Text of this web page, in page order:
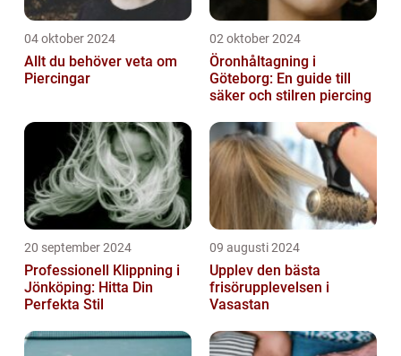
04 oktober 2024
Allt du behöver veta om
Piercingar
02 oktober 2024
Öronhåltagning i
Göteborg: En guide till
säker och stilren piercing
20 september 2024
Professionell Klippning i
Jönköping: Hitta Din
Perfekta Stil
09 augusti 2024
Upplev den bästa
frisörupplevelsen i
Vasastan